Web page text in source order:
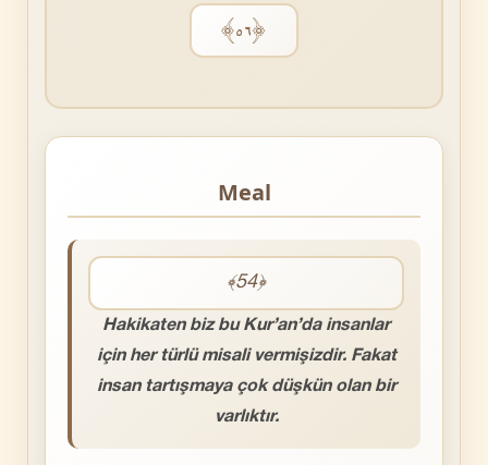
﴿٥٦﴾
Meal
﴾54﴿
Hakikaten biz bu Kur’an’da insanlar
için her türlü misali vermişizdir. Fakat
insan tartışmaya çok düşkün olan bir
varlıktır.